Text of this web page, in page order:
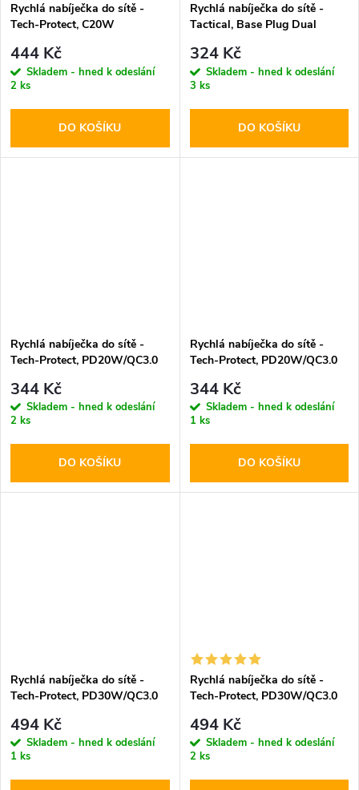
Rychlá nabíječka do sítě -
Tech-Protect, C20W
Lightning kabel
444 Kč
Skladem - hned k odeslání
2 ks
DO KOŠÍKU
Rychlá nabíječka do sítě -
Tactical, Base Plug Dual
324 Kč
Skladem - hned k odeslání
3 ks
DO KOŠÍKU
Rychlá nabíječka do sítě -
Tech-Protect, PD20W/QC3.0
344 Kč
Skladem - hned k odeslání
2 ks
DO KOŠÍKU
Rychlá nabíječka do sítě -
Tech-Protect, PD20W/QC3.0
344 Kč
Skladem - hned k odeslání
1 ks
DO KOŠÍKU
Rychlá nabíječka do sítě -
Tech-Protect, PD30W/QC3.0
494 Kč
Skladem - hned k odeslání
1 ks
Rychlá nabíječka do sítě -
Tech-Protect, PD30W/QC3.0
494 Kč
Skladem - hned k odeslání
2 ks